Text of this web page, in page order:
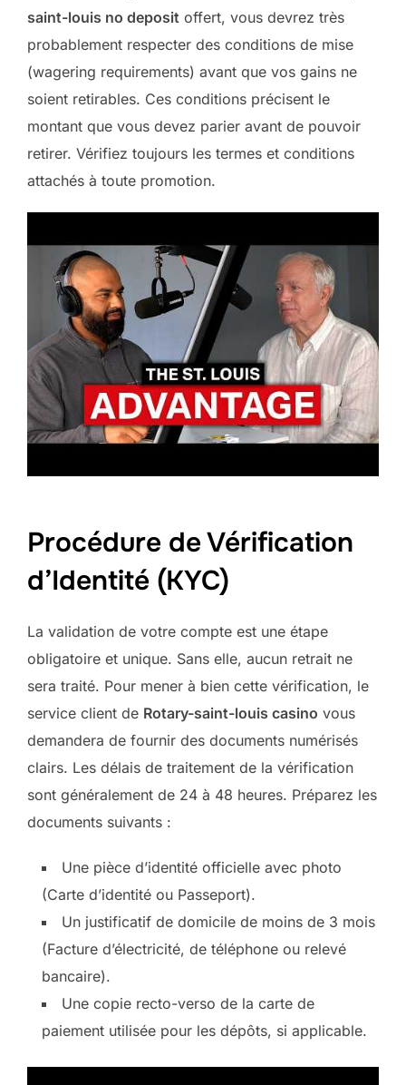
saint-louis no deposit offert, vous devrez très
probablement respecter des conditions de mise
(wagering requirements) avant que vos gains ne
soient retirables. Ces conditions précisent le
montant que vous devez parier avant de pouvoir
retirer. Vérifiez toujours les termes et conditions
attachés à toute promotion.
Procédure de Vérification
d’Identité (KYC)
La validation de votre compte est une étape
obligatoire et unique. Sans elle, aucun retrait ne
sera traité. Pour mener à bien cette vérification, le
service client de Rotary-saint-louis casino vous
demandera de fournir des documents numérisés
clairs. Les délais de traitement de la vérification
sont généralement de 24 à 48 heures. Préparez les
documents suivants :
Une pièce d’identité officielle avec photo
(Carte d’identité ou Passeport).
Un justificatif de domicile de moins de 3 mois
(Facture d’électricité, de téléphone ou relevé
bancaire).
Une copie recto-verso de la carte de
paiement utilisée pour les dépôts, si applicable.